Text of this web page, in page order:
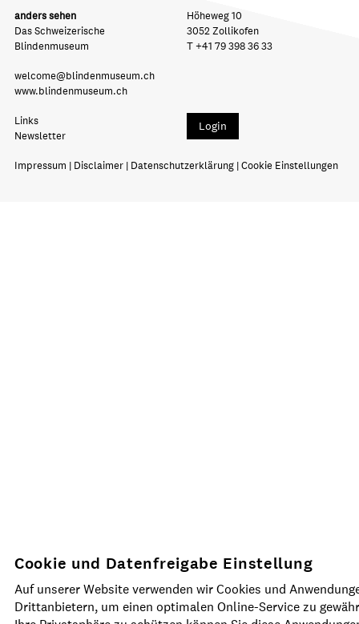
anders sehen
Das Schweizerische
Blindenmuseum
Höheweg 10
3052 Zollikofen
T +41 79 398 36 33
welcome
blindenmuseum.ch
www.blindenmuseum.ch
Links
Newsletter
Login
Impressum | Disclaimer | Datenschutzerklärung |Cookie Einstellungen
Cookie und Datenfreigabe Einstellung
Auf unserer Website verwenden wir Cookies und
Drittanbietern, um einen optimalen Online-Service zu